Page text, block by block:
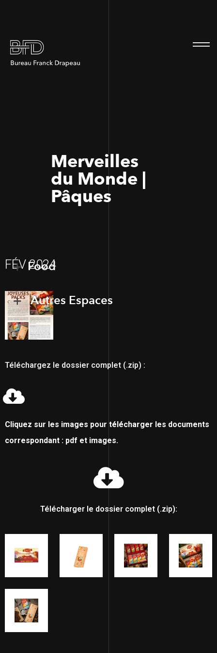
Merveilles
du Monde |
Pâques
FÉV 2024
Food
Autres Espaces
Téléchargez le dossier complet (.zip) :
Cliquez sur les images pour télécharger les documents
correspondant : pdf et images.
Télécharger le dossier complet (.zip):